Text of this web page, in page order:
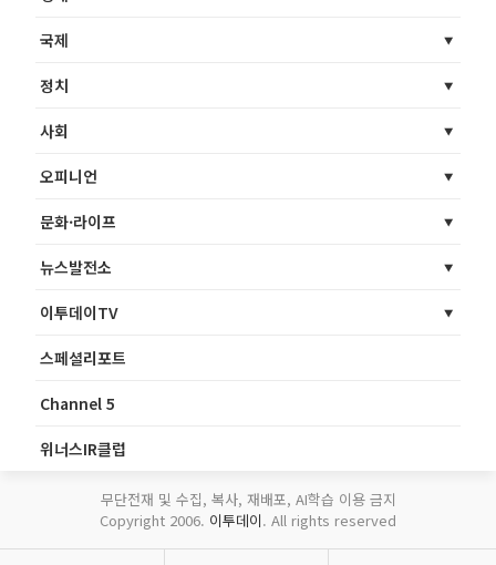
국제
정치
사회
오피니언
문화·라이프
뉴스발전소
이투데이TV
스페셜리포트
Channel 5
위너스IR클럽
무단전재 및 수집, 복사, 재배포, AI학습 이용 금지
Copyright 2006. 이투데이. All rights reserved